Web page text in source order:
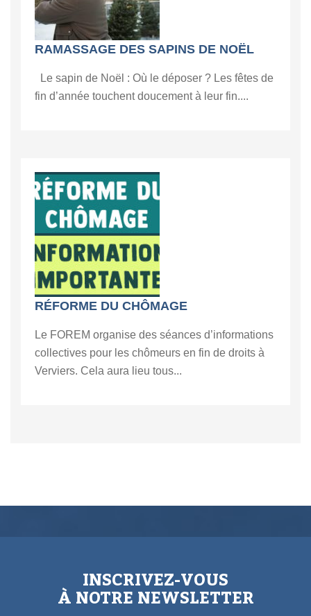
RAMASSAGE DES SAPINS DE NOËL
Le sapin de Noël : Où le déposer ? Les fêtes de
fin d’année touchent doucement à leur fin....
RÉFORME DU CHÔMAGE
Le FOREM organise des séances d’informations
collectives pour les chômeurs en fin de droits à
Verviers. Cela aura lieu tous...
INSCRIVEZ-VOUS
À NOTRE NEWSLETTER